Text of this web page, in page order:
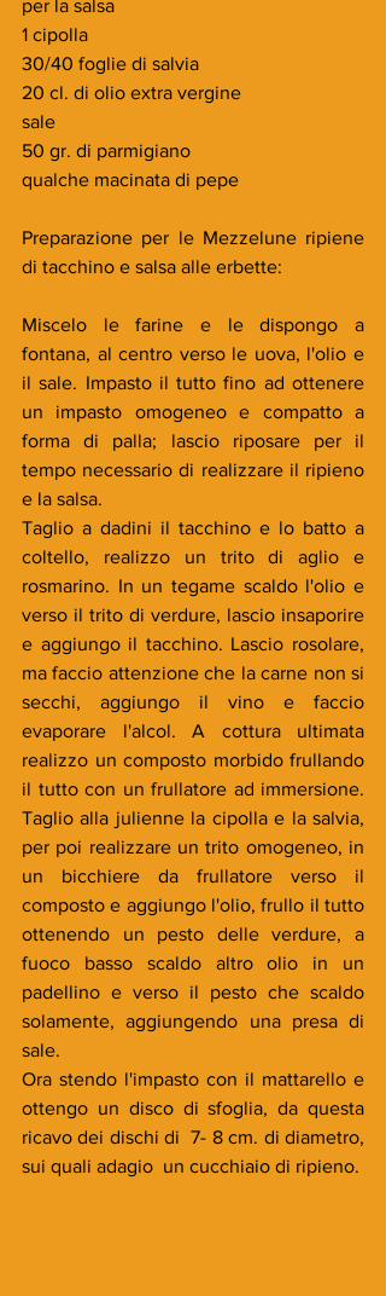
per la salsa
1 cipolla
30/40 foglie di salvia
20 cl. di olio extra vergine
sale
50 gr. di parmigiano
qualche macinata di pepe
Preparazione per le Mezzelune ripiene
di tacchino e salsa alle erbette:
Miscelo le farine e le dispongo a
fontana, al centro verso le uova, l'olio e
il sale. Impasto il tutto fino ad ottenere
un impasto omogeneo e compatto a
forma di palla; lascio riposare per il
tempo necessario di realizzare il ripieno
e la salsa.
Taglio a dadini il tacchino e lo batto a
coltello, realizzo un trito di aglio e
rosmarino. In un tegame scaldo l'olio e
verso il trito di verdure, lascio insaporire
e aggiungo il tacchino. Lascio rosolare,
ma faccio attenzione che la carne non si
secchi, aggiungo il vino e faccio
evaporare l'alcol. A cottura ultimata
realizzo un composto morbido frullando
il tutto con un frullatore ad immersione.
Taglio alla julienne la cipolla e la salvia,
per poi realizzare un trito omogeneo, in
un bicchiere da frullatore verso il
composto e aggiungo l'olio, frullo il tutto
ottenendo un pesto delle verdure, a
fuoco basso scaldo altro olio in un
padellino e verso il pesto che scaldo
solamente, aggiungendo una presa di
sale.
Ora stendo l'impasto con il mattarello e
ottengo un disco di sfoglia, da questa
ricavo dei dischi di  7- 8 cm. di diametro,
sui quali adagio  un cucchiaio di ripieno.